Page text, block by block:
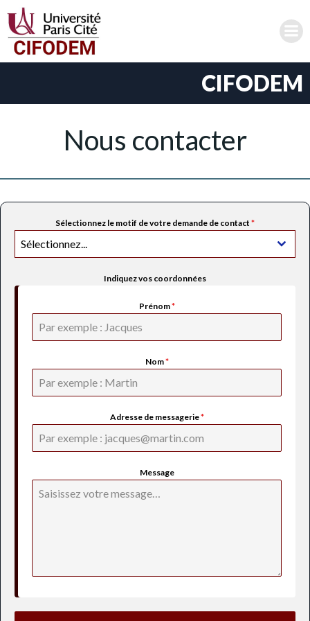
CIFODEM
Nous contacter
Sélectionnez le motif de votre demande de contact *
Sélectionnez...
Indiquez vos coordonnées
Prénom*
Nom*
Adresse de messagerie*
Message